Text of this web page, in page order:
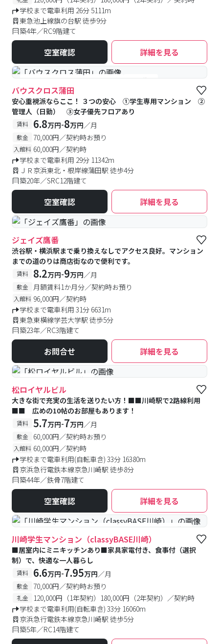
学校まで電車利用 26分 5111m
東急池上線旗の台駅 徒歩9分
築4年／RC9階建て
空室確認 詳細を見る
#女性優先フロアあり #予約受付中 #空室待ち
バウスクロス蒲田
安心重視派ならここ！ ３つの安心 ①学生専用マンション ②
管理人（日勤） ③女子優先フロアあり
賃料 6.8万円-8万円／月
敷金 70,000円／契約時お預り
入館料 60,000円／契約時
学校まで電車利用 29分 11342m
ＪＲ京浜東北・根岸線蒲田駅 徒歩4分
築20年／SRC12階建て
空室確認 詳細を見る
ジェイズ鷹番
渋谷駅・横浜駅まで乗り換えなしでアクセス良好。マンション
までの道のりは商店街なので便利です。
賃料 8.2万円-9万円／月
敷金 月額賃料1か月分／契約時お預り
入館料 96,000円／契約時
学校まで電車利用 31分 6631m
東急東横線学芸大学駅 徒歩5分
築23年／RC3階建て
お問合せ 詳細を見る
#予約受付中 #空室待ち
松ロイヤルビル
大きな街で充実の生活を送りたい方！■■川崎駅で2路線利用
■■ 広めの10帖のお部屋もあります！
賃料 5.7万円-7万円／月
敷金 60,000円／契約時お預り
入館料 60,000円／契約時
学校まで電車利用(自転車含) 33分 16380m
京浜急行電鉄本線京急川崎駅 徒歩8分
築44年／鉄骨7階建て
空室確認 詳細を見る
#食事付き #女性専用フロアあり #予約受付中 #空室待ち
川崎学生マンション（classyBASE川崎）
■居室内にミニキッチンあり■家具家電付き、食事付（選択
制）で、快適な一人暮らし
賃料 6.6万円-7.95万円／月
敷金 70,000円／契約時お預り
礼金
120,000円（1年契約）180,000円（2年契約）／契約時
学校まで電車利用(自転車含) 33分 16060m
京浜急行電鉄本線京急川崎駅 徒歩5分
築5年／RC14階建て